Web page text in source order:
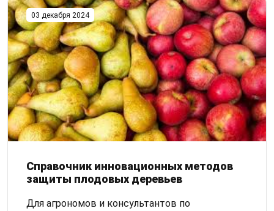
03 декабря 2024
Справочник инновационных методов
защиты плодовых деревьев
Для агрономов и консультантов по